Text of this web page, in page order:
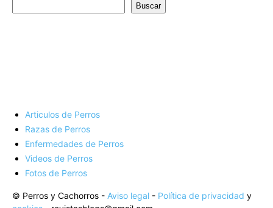
Buscar
Articulos de Perros
Razas de Perros
Enfermedades de Perros
Videos de Perros
Fotos de Perros
© Perros y Cachorros - Aviso legal - Política de privacidad y